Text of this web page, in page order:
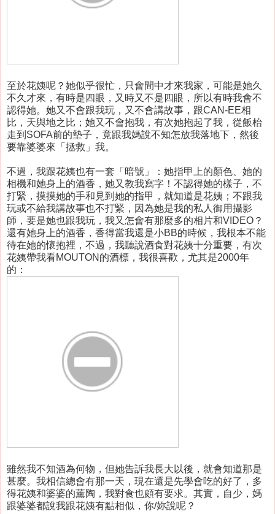
至於花姨呢？她似乎很忙，只會間中才來我家，可能是她久
不久才來，有時是四眼，又時又不是四眼，所以有時我會不
認得她。她又不會跟我玩，又不會講故事，跟CAN-EE相
比，天與地之比；她又不會抱我，有次她抱起了我，從飯枱
走到SOFA前的墊子，竟跟我媽說不知怎放我落地下，然後
要靠婆婆來「拯救」我。
不過，我跟花姨也有一套「暗號」：她指甲上的顏色、她的
相機和她身上的酒香，她又教我寫字！不認得她的樣子，不
打緊，摸摸她的手和見到她的指甲，就知道是花姨；不跟我
玩或不給我講故事也不打緊，因為她是我的私人御用攝影
師，要是她也跟我玩，我又怎會有那麼多的相片和VIDEO？
還有她身上的酒香，香得當我還是小BB的時候，我根本不能
待在她的懷抱裡，不過，我聽說酒食對花姨十分重要，有次
花姨帶我看MOUTON的酒標，我很喜歡，尤其是2000年
的：
雖然我不知酒為何物，但她告訴我長大以後，就會知道那是
甚麼。我相信總會有那一天，現在還是先學會吃的好了，多
得花姨和婆婆的薰陶，我對食也頗有要求。其實，自少，媽
跟婆婆都說我跟花姨有點相似，你/妳說呢？